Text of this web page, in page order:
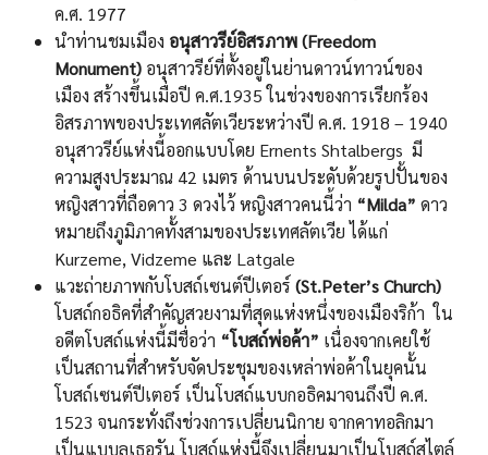
ค.ศ. 1977
นำท่านชมเมือง อนุสาวรีย์อิสรภาพ (Freedom
Monument) อนุสาวรีย์ที่ตั้งอยู่ในย่านดาวน์ทาวน์ของ
เมือง สร้างขึ้นเมื่อปี ค.ศ.1935 ในช่วงของการเรียกร้อง
อิสรภาพของประเทศลัตเวียระหว่างปี ค.ศ. 1918 – 1940
อนุสาวรีย์แห่งนี้ออกแบบโดย Ernents Shtalbergs มี
ความสูงประมาณ 42 เมตร ด้านบนประดับด้วยรูปปั้นของ
หญิงสาวที่ถือดาว 3 ดวงไว้ หญิงสาวคนนี้ว่า “Milda” ดาว
หมายถึงภูมิภาคทั้งสามของประเทศลัตเวีย ได้แก่
Kurzeme, Vidzeme และ Latgale
แวะถ่ายภาพกับโบสถ์เซนต์ปีเตอร์ (St.Peter’s Church)
โบสถ์กอธิคที่สำคัญสวยงามที่สุดแห่งหนึ่งของเมืองริก้า ใน
อดีตโบสถ์แห่งนี้มีชื่อว่า “โบสถ์พ่อค้า” เนื่องจากเคยใช้
เป็นสถานที่สำหรับจัดประชุมของเหล่าพ่อค้าในยุคนั้น
โบสถ์เซนต์ปีเตอร์ เป็นโบสถ์แบบกอธิคมาจนถึงปี ค.ศ.
1523 จนกระทั่งถึงช่วงการเปลี่ยนนิกาย จากคาทอลิกมา
เป็นแบบลูเธอรัน โบสถ์แห่งนี้จึงเปลี่ยนมาเป็นโบสถ์สไตล์